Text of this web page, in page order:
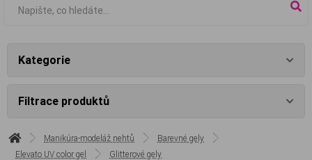
Kategorie
Filtrace produktů
Manikúra-modeláž nehtů
Barevné gely
Elevato UV color gel
Glitterové gely